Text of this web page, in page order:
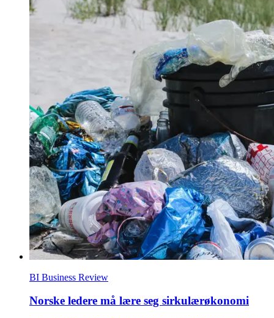
BI Business Review
Norske ledere må lære seg sirkulærøkonomi